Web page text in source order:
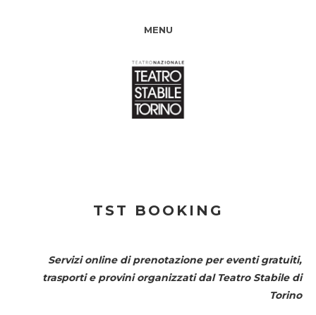
MENU
TST BOOKING
Servizi online di prenotazione per eventi gratuiti,
trasporti e provini organizzati dal Teatro Stabile di
Torino